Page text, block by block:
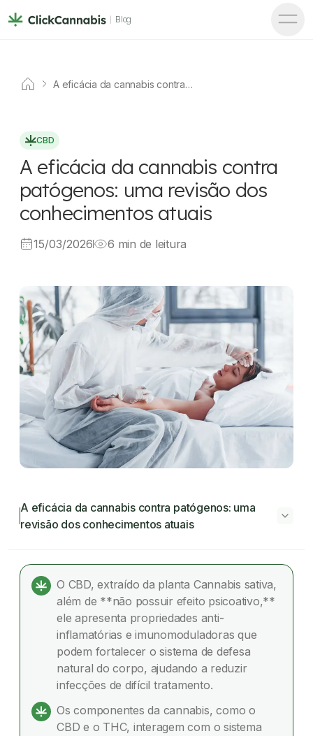
Blog
A eficácia da cannabis contra
CBD
A eficácia da cannabis contra
patógenos: uma revisão dos
conhecimentos atuais
15/03/2026 6 min de leitura
A eficácia da cannabis contra patógenos: uma
revisão dos conhecimentos atuais
A eficácia da cannabis contra patógenos:
uma revisão dos conhecimentos atuais
O que significa patógeno?
O que é o canabidiol (CBD)?
Resultados científicos: Cannabis no combate a
infecções
Considerações finais
O CBD, extraído da planta Cannabis sativa,
além de **não possuir efeito psicoativo,**
ele apresenta propriedades anti-
inflamatórias e imunomoduladoras que
podem fortalecer o sistema de defesa
natural do corpo, ajudando a reduzir
infecções de difícil tratamento.
Os componentes da cannabis, como o
CBD e o THC, interagem com o sistema